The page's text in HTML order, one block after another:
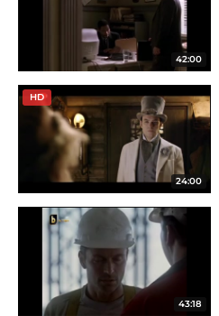
42:00
HD
24:00
43:18